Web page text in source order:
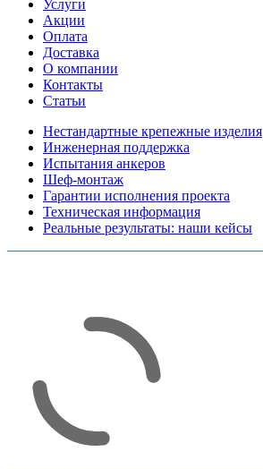
Услуги
Акции
Оплата
Доставка
О компании
Контакты
Статьи
Нестандартные крепежные изделия
Инженерная поддержка
Испытания анкеров
Шеф-монтаж
Гарантии исполнения проекта
Техническая информация
Реальные результаты: наши кейсы